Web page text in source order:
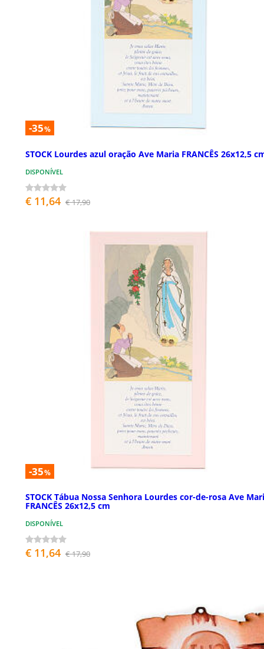
-35%
STOCK Lourdes azul oração Ave Maria FRANCÊS 26x12,5
DISPONÍVEL
€ 11,64 € 17,90
-35%
STOCK Tábua Nossa Senhora Lourdes cor-de-rosa Ave
FRANCÊS 26x12,5 cm
DISPONÍVEL
€ 11,64 € 17,90